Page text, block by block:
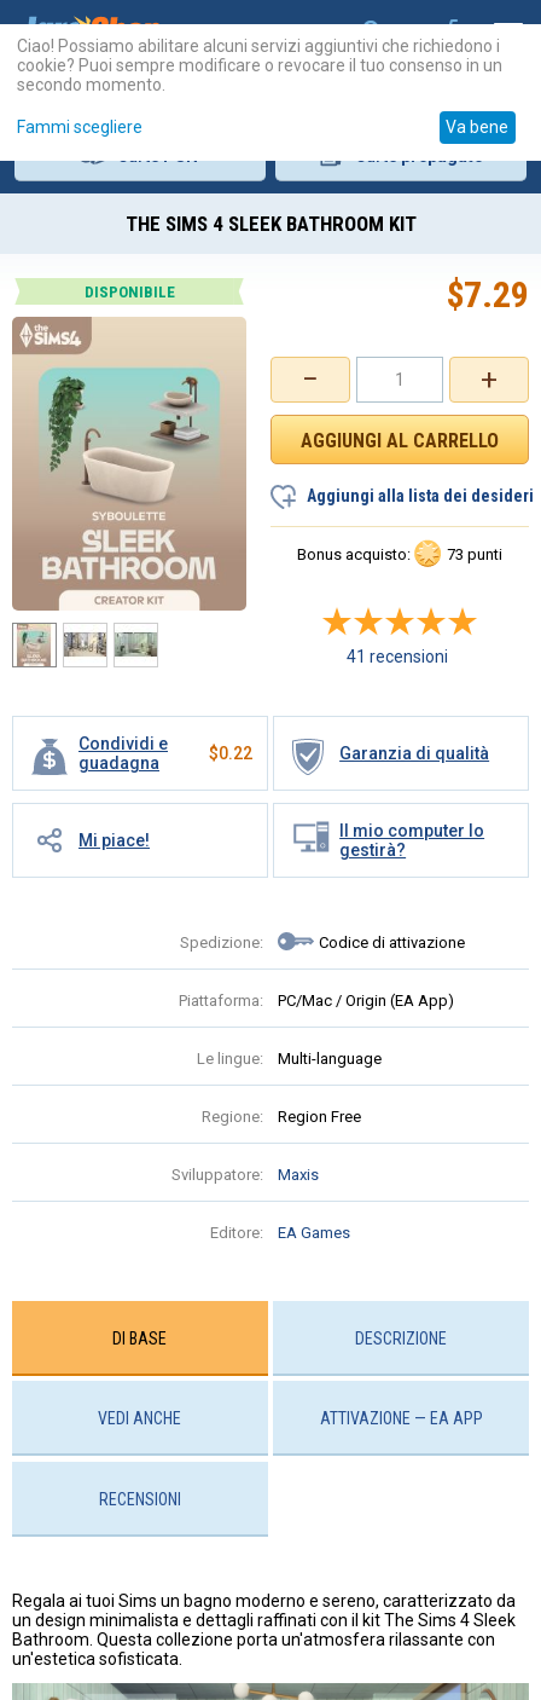
THE SIMS 4 SLEEK BATHROOM KIT
DISPONIBILE
Condividi e
guadagna
$0.22 Garanzia di qualità
Mi piace!
Il mio computer lo
gestirà?
Spedizione: Codice di attivazione
Piattaforma: PC/Mac / Origin (EA App)
Le lingue: Multi-language
Regione: Region Free
Sviluppatore: Maxis
Editore: EA Games
+
−
$7.29
Aggiungi alla lista dei desideri
Bonus acquisto: 73 punti
41 recensioni
DI BASE DESCRIZIONE
VEDI ANCHE ATTIVAZIONE — EA APP
RECENSIONI
Regala ai tuoi Sims un bagno moderno e sereno, caratterizzato da
un design minimalista e dettagli raffinati con il kit The Sims 4 Sleek
Bathroom. Questa collezione porta un'atmosfera rilassante con
un'estetica sofisticata.
Ciao! Possiamo abilitare alcuni servizi aggiuntivi che richiedono i
cookie? Puoi sempre modificare o revocare il tuo consenso in un
secondo momento.
Fammi scegliere Va bene